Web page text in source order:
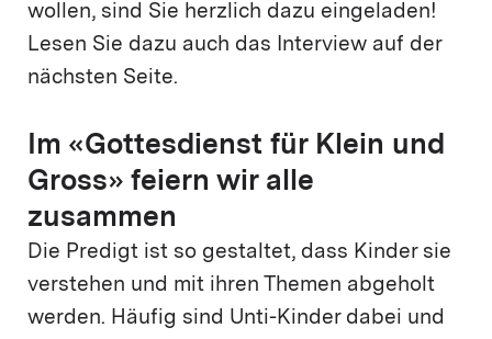
wollen, sind Sie herzlich dazu eingeladen!
Lesen Sie dazu auch das Interview auf der
nächsten Seite.
Im «Gottesdienst für Klein und
Gross» feiern wir alle
zusammen
Die Predigt ist so gestaltet, dass Kinder sie
verstehen und mit ihren Themen abgeholt
werden. Häufig sind Unti-Kinder dabei und